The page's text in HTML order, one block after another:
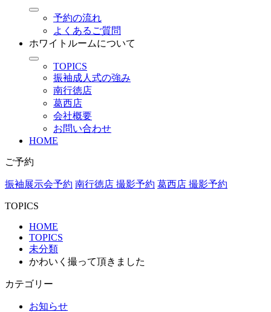
予約の流れ
よくあるご質問
ホワイトルームについて
TOPICS
振袖成人式の強み
南行徳店
葛西店
会社概要
お問い合わせ
HOME
ご予約
振袖展示会予約 南行徳店 撮影予約 葛西店 撮影予約
TOPICS
HOME
TOPICS
未分類
かわいく撮って頂きました
カテゴリー
お知らせ